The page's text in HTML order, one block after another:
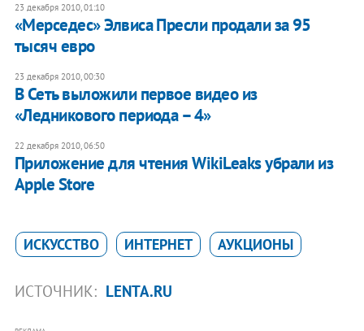
23 декабря 2010, 01:10
«Мерседес» Элвиса Пресли продали за 95
тысяч евро
23 декабря 2010, 00:30
В Сеть выложили первое видео из
«Ледникового периода – 4»
22 декабря 2010, 06:50
Приложение для чтения WikiLeaks убрали из
Apple Store
ИСКУССТВО ИНТЕРНЕТ АУКЦИОНЫ
ИСТОЧНИК: LENTA.RU